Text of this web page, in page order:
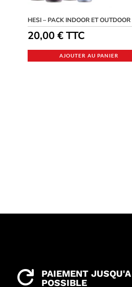
HESI – PACK INDOOR ET OUTDOOR
20,00€ TTC
AJOUTER AU PANIER

PAIEMENT
POSSIBLE